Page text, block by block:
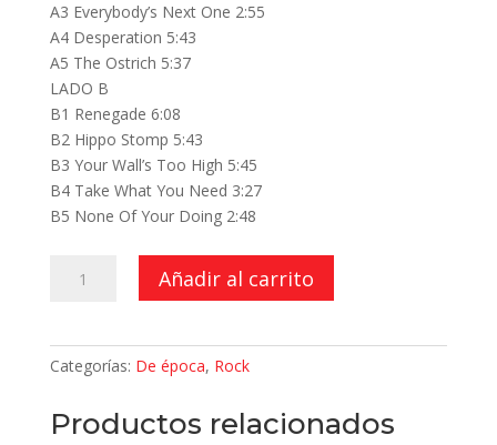
A3 Everybody’s Next One 2:55
A4 Desperation 5:43
A5 The Ostrich 5:37
LADO B
B1 Renegade 6:08
B2 Hippo Stomp 5:43
B3 Your Wall’s Too High 5:45
B4 Take What You Need 3:27
B5 None Of Your Doing 2:48
cantidad
Añadir al carrito
Categorías: De época, Rock
Productos relacionados